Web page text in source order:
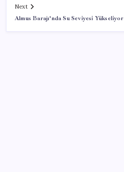
Next
Almus Barajı’nda Su Seviyesi Yükseliyor